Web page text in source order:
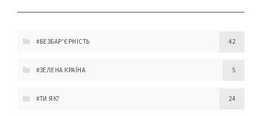
#БЕЗБАР'ЄРНІСТЬ 42
#ЗЕЛЕНА КРАЇНА 5
#ТИ ЯК? 24